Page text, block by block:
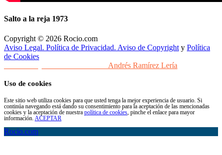
Salto a la reja 1973
Copyright © 2026 Rocio.com
Aviso Legal. Política de Privacidad. Aviso de Copyright y Política
de Cookies
Andrés Ramírez Lería
Uso de cookies
Este sitio web utiliza cookies para que usted tenga la mejor experiencia de usuario. Si
continúa navegando está dando su consentimiento para la aceptación de las mencionadas
cookies y la aceptación de nuestra política de cookies , pinche el enlace para mayor
información. ACEPTAR
Rocio.com